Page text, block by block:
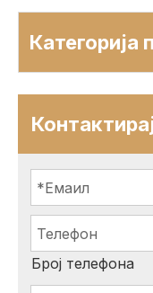
Категорија
Број телефона